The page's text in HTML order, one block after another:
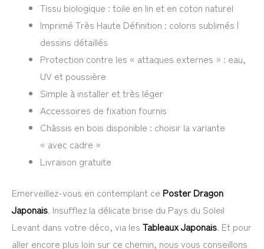
Tissu biologique : toile en lin et en coton naturel
Imprimé Très Haute Définition : coloris sublimés |
dessins détaillés
Protection contre les « attaques externes » : eau,
UV et poussière
Simple à installer et très léger
Accessoires de fixation fournis
Châssis en bois disponible : choisir la variante
« avec cadre »
Livraison gratuite
Emerveillez-vous en contemplant ce Poster Dragon
Japonais. Insufflez la délicate brise du Pays du Soleil
Levant dans votre déco, via les Tableaux Japonais. Et pour
aller encore plus loin sur ce chemin, nous vous conseillons